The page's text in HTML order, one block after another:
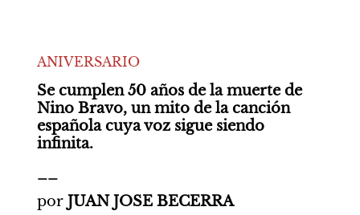
ANIVERSARIO
Se cumplen 50 años de la muerte de
Nino Bravo, un mito de la canción
española cuya voz sigue siendo
infinita.
por JUAN JOSE BECERRA